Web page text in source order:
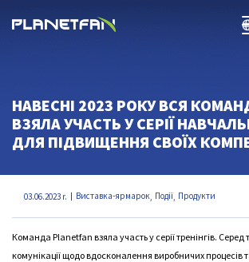
НАВЕСНІ 2023 РОКУ ВСЯ
ВЗЯЛА УЧАСТЬ У СЕРІЇ
ДЛЯ ПІДВИЩЕННЯ СВОЇХ
03.06.2023 r. Виставка-ярмарок Події Продукти
Команда Planetfan взяла участь у серії тренінгів. Серед
комунікації щодо вдосконалення виробничих